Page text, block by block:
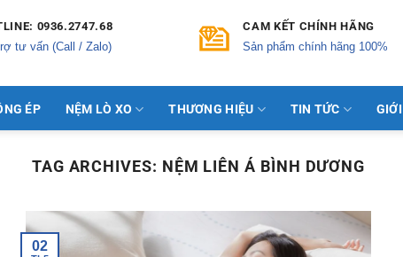
0936.2747.68
tư vấn (Call / Zalo)
CAM KẾT CHÍNH HÃNG
Sản phẩm chính hãng 100%
ÉP NỆM LÒ XO THƯƠNG HIỆU TIN TỨC
TAG ARCHIVES: NỆM LIÊN Á BÌNH DƯƠNG
02